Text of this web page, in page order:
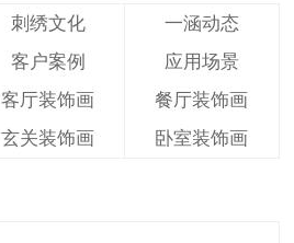
刺绣文化
一涵动态
客户案例
应用场景
客厅装饰画
餐厅装饰画
玄关装饰画 卧室装饰画